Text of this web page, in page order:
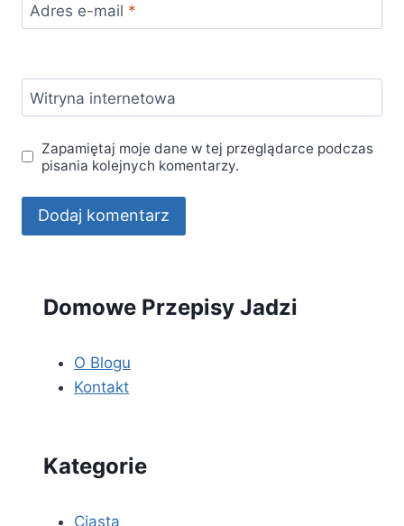
Adres e-mail *
Witryna internetowa
Zapamiętaj moje dane w tej przeglądarce podczas
pisania kolejnych komentarzy.
Domowe Przepisy Jadzi
O Blogu
Kontakt
Kategorie
Ciasta